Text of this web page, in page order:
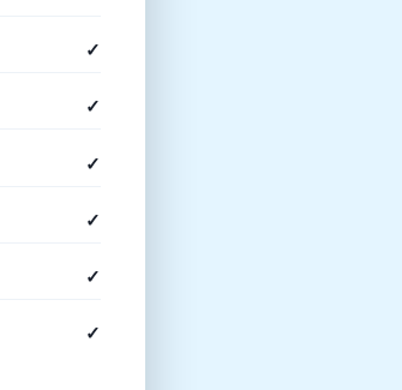
✓
✓
✓
✓
✓
✓